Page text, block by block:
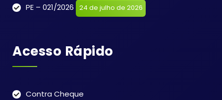
PE – 021/2026 24 de julho de 2026
Acesso Rápido
Contra Cheque